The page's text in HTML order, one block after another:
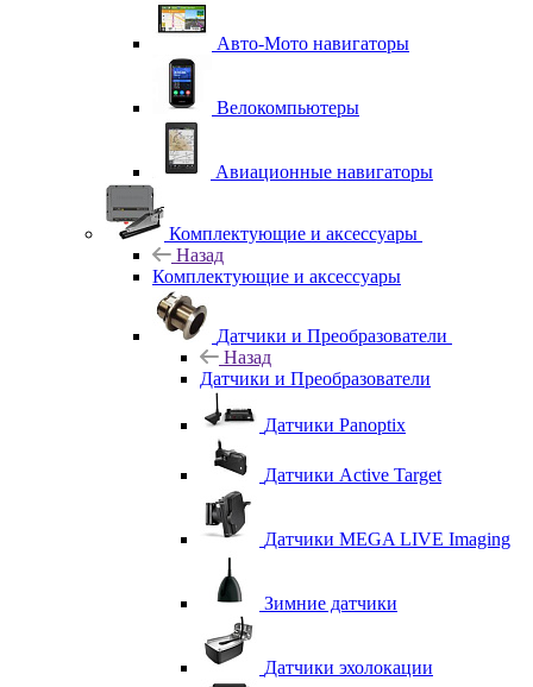
Авто-Мото навигаторы
Велокомпьютеры
Авиационные навигаторы
Комплектующие и аксессуары
Назад
Комплектующие и аксессуары
Датчики и Преобразователи
Назад
Датчики и Преобразователи
Датчики Panoptix
Датчики Active Target
Датчики MEGA LIVE Imaging
Зимние датчики
Датчики эхолокации